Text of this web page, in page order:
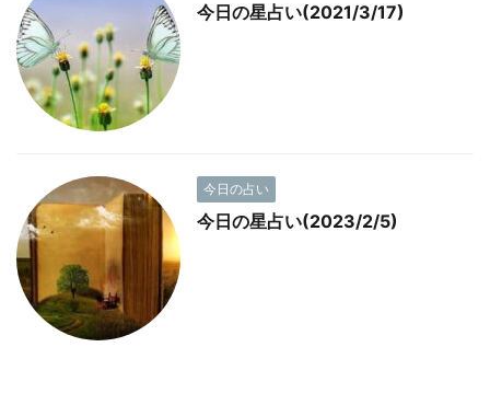
今日の星占い(2021/3/17)
今日の占い
今日の星占い(2023/2/5)